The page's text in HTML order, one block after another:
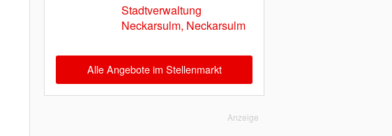
Stadtverwaltung
Neckarsulm, Neckarsulm
Alle Angebote im Stellenmarkt
Anzeige